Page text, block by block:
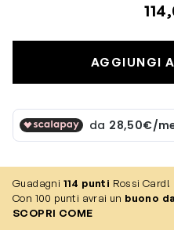
AGGIUNGI
Guadagni 114 punti Rossi Card!
Con 100 punti avrai un buono
SCOPRI COME